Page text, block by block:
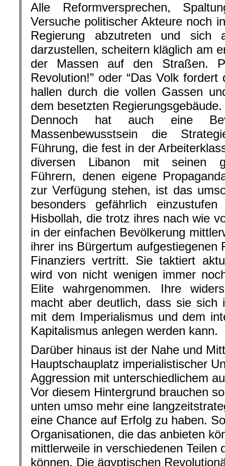
Alle Reformversprechen,
Versuche politischer Akteure noch
Regierung abzutreten und sich
darzustellen, scheitern kläglich am
der Massen auf den Straßen.
Revolution!” oder “Das Volk
hallen durch die vollen Gassen
dem besetzten Regierungsgebäude.
Dennoch hat auch eine
Massenbewusstsein die
Führung, die fest in der
diversen Libanon mit seinen
Führern, denen eigene
zur Verfügung stehen, ist das
besonders gefährlich
Hisbollah, die trotz ihres nach wie
in der einfachen Bevölkerung
ihrer ins Bürgertum aufgestiegenen
Finanziers vertritt. Sie taktiert
wird von nicht wenigen immer
Elite wahrgenommen. Ihre
macht aber deutlich, dass sie sich
mit dem Imperialismus und dem
Kapitalismus anlegen werden kann.
Darüber hinaus ist der Nahe und
Hauptschauplatz imperialistischer
Aggression mit unterschiedlichem
Vor diesem Hintergrund brauchen
unten umso mehr eine
eine Chance auf Erfolg zu haben.
Organisationen, die das anbieten
mittlerweile in verschiedenen Teilen
können. Die ägyptischen